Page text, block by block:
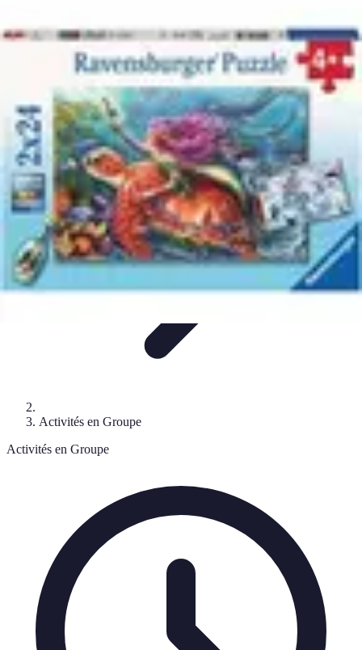
Activités AventureOrganisation d'AventuresPlanification
AventureActivités d'AventureAventure et Nature
Aventures Ado
Activités en Groupe
Activités en Groupe